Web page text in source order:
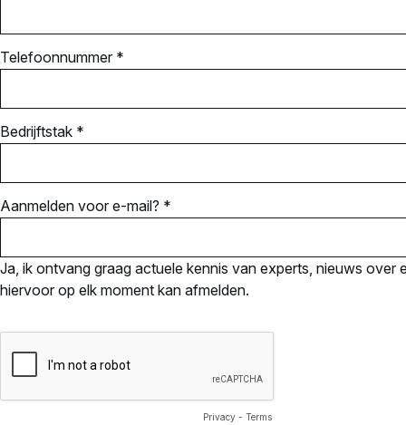
Telefoonnummer *
Bedrijftstak *
Aanmelden voor e-mail? *
Ja, ik ontvang graag actuele kennis van experts, nieuws over
hiervoor op elk moment kan afmelden.
Privacy - Terms